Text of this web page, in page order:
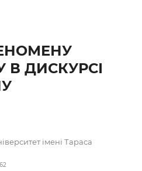
В ДИСКУРСІ
імені Тараса